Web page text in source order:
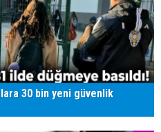
30 bin yeni güvenlik